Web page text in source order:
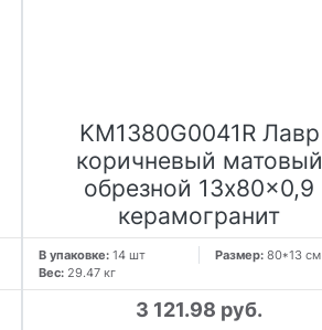
KM1380G0041R Лавр
коричневый матовый
обрезной 13x80x0,9
керамогранит
В упаковке: 14 шт Размер: 80*13 см
Вес: 29.47 кг
3 121.98 руб.